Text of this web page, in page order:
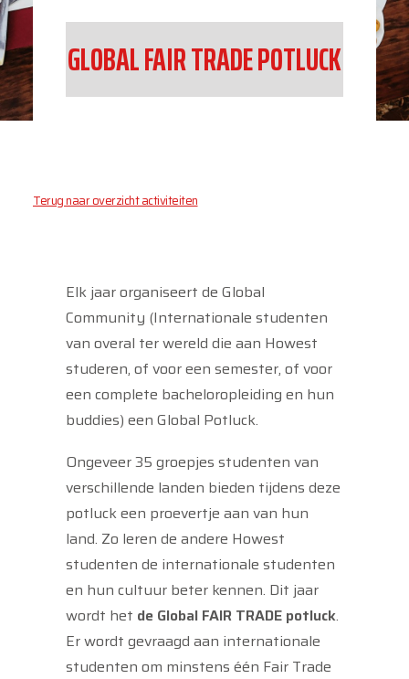
GLOBAL FAIR TRADE POTLUCK
Terug naar overzicht activiteiten
Elk jaar organiseert de Global
Community (Internationale studenten
van overal ter wereld die aan Howest
studeren, of voor een semester, of voor
een complete bacheloropleiding en hun
buddies) een Global Potluck.
Ongeveer 35 groepjes studenten van
verschillende landen bieden tijdens deze
potluck een proevertje aan van hun
land. Zo leren de andere Howest
studenten de internationale studenten
en hun cultuur beter kennen. Dit jaar
wordt het de Global FAIR TRADE potluck.
Er wordt gevraagd aan internationale
studenten om minstens één Fair Trade